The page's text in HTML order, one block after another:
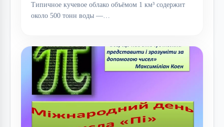
Типичное кучевое облако объёмом 1 км³ содержит
около 500 тонн воды —…